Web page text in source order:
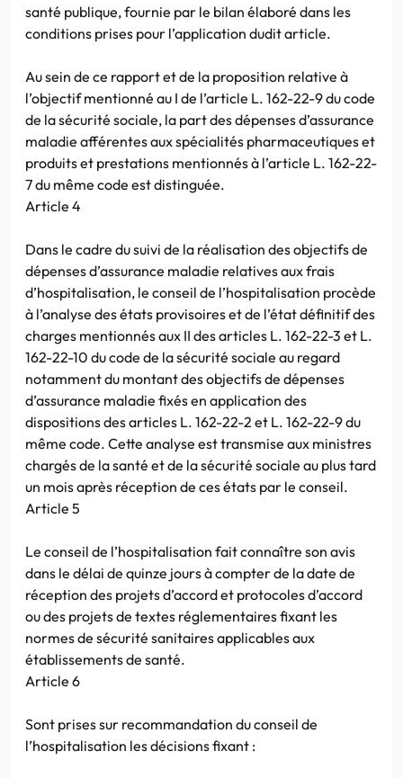
santé publique, fournie par le bilan élaboré dans les
conditions prises pour l’application dudit article.
Au sein de ce rapport et de la proposition relative à
l’objectif mentionné au I de l’article L. 162-22-9 du code
de la sécurité sociale, la part des dépenses d’assurance
maladie afférentes aux spécialités pharmaceutiques et
produits et prestations mentionnés à l’article L. 162-22-
7 du même code est distinguée.
Article 4
Dans le cadre du suivi de la réalisation des objectifs de
dépenses d’assurance maladie relatives aux frais
d’hospitalisation, le conseil de l’hospitalisation procède
à l’analyse des états provisoires et de l’état définitif des
charges mentionnés aux II des articles L. 162-22-3 et L.
162-22-10 du code de la sécurité sociale au regard
notamment du montant des objectifs de dépenses
d’assurance maladie fixés en application des
dispositions des articles L. 162-22-2 et L. 162-22-9 du
même code. Cette analyse est transmise aux ministres
chargés de la santé et de la sécurité sociale au plus tard
un mois après réception de ces états par le conseil.
Article 5
Le conseil de l’hospitalisation fait connaître son avis
dans le délai de quinze jours à compter de la date de
réception des projets d’accord et protocoles d’accord
ou des projets de textes réglementaires fixant les
normes de sécurité sanitaires applicables aux
établissements de santé.
Article 6
Sont prises sur recommandation du conseil de
l’hospitalisation les décisions fixant :